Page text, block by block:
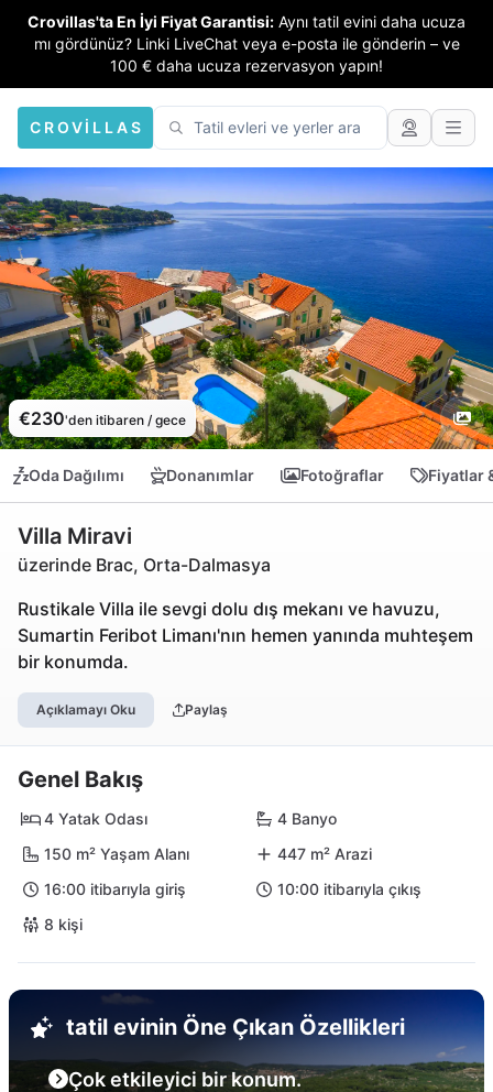
Crovillas'ta En İyi Fiyat Garantisi: Aynı tatil evini daha ucuza
mı gördünüz? Linki LiveChat veya e-posta ile gönderin – ve
100 € daha ucuza rezervasyon yapın!
CROVILLAS
€230'den itibaren / gece
Oda Dağılımı Donanımlar Fotoğraflar Fiyatlar
Villa Miravi
üzerinde Brac, Orta-Dalmasya
Rustikale Villa ile sevgi dolu dış mekanı ve havuzu,
Sumartin Feribot Limanı'nın hemen yanında muhteşem
bir konumda.
Açıklamayı Oku Paylaş
Genel Bakış
4 Yatak Odası
4 Banyo
150 m² Yaşam Alanı
447 m² Arazi
16:00 itibarıyla giriş
10:00 itibarıyla çıkış
8 kişi
tatil evinin Öne Çıkan Özellikleri
Çok etkileyici bir konum.